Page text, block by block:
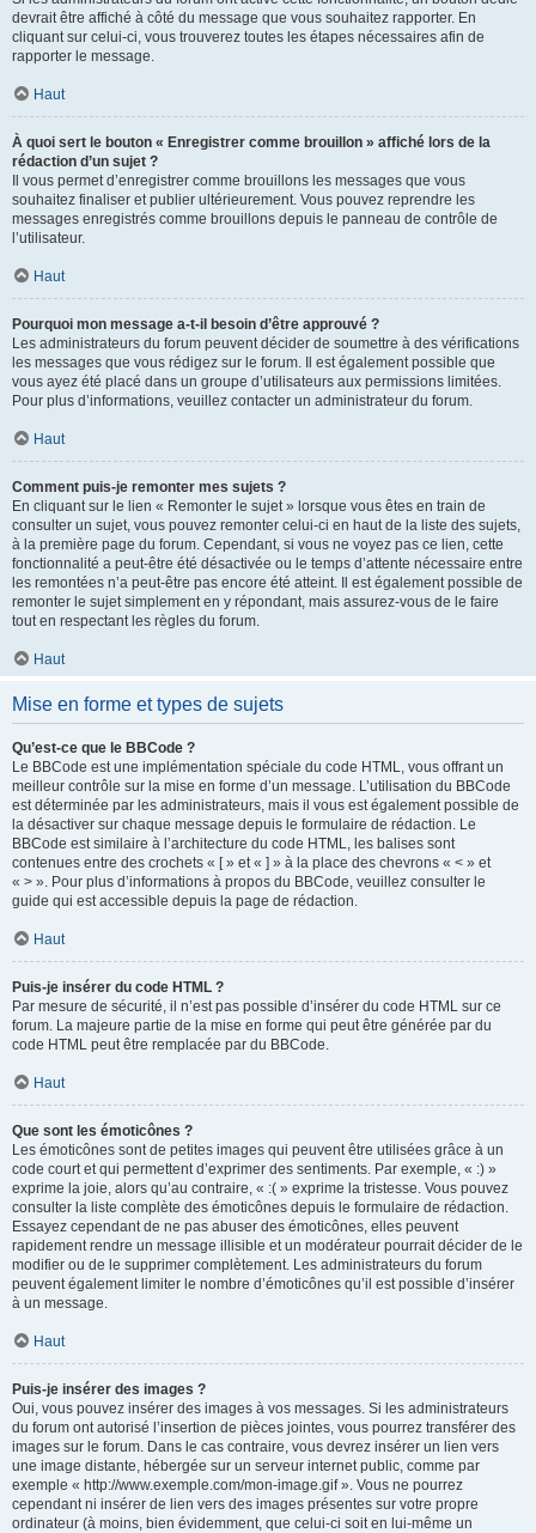
devrait être affiché à côté du message que vous souhaitez rapporter. En
cliquant sur celui-ci, vous trouverez toutes les étapes nécessaires afin de
rapporter le message.
Haut
À quoi sert le bouton « Enregistrer comme brouillon » affiché lors de la
rédaction d’un sujet ?
Il vous permet d’enregistrer comme brouillons les messages que vous
souhaitez finaliser et publier ultérieurement. Vous pouvez reprendre les
messages enregistrés comme brouillons depuis le panneau de contrôle de
l’utilisateur.
Haut
Pourquoi mon message a-t-il besoin d’être approuvé ?
Les administrateurs du forum peuvent décider de soumettre à des vérifications
les messages que vous rédigez sur le forum. Il est également possible que
vous ayez été placé dans un groupe d’utilisateurs aux permissions limitées.
Pour plus d’informations, veuillez contacter un administrateur du forum.
Haut
Comment puis-je remonter mes sujets ?
En cliquant sur le lien « Remonter le sujet » lorsque vous êtes en train de
consulter un sujet, vous pouvez remonter celui-ci en haut de la liste des sujets,
à la première page du forum. Cependant, si vous ne voyez pas ce lien, cette
fonctionnalité a peut-être été désactivée ou le temps d’attente nécessaire entre
les remontées n’a peut-être pas encore été atteint. Il est également possible de
remonter le sujet simplement en y répondant, mais assurez-vous de le faire
tout en respectant les règles du forum.
Haut
Mise en forme et types de sujets
Qu’est-ce que le BBCode ?
Le BBCode est une implémentation spéciale du code HTML, vous offrant un
meilleur contrôle sur la mise en forme d’un message. L’utilisation du BBCode
est déterminée par les administrateurs, mais il vous est également possible de
la désactiver sur chaque message depuis le formulaire de rédaction. Le
BBCode est similaire à l’architecture du code HTML, les balises sont
contenues entre des crochets « [ » et « ] » à la place des chevrons « < » et
« > ». Pour plus d’informations à propos du BBCode, veuillez consulter le
guide qui est accessible depuis la page de rédaction.
Haut
Puis-je insérer du code HTML ?
Par mesure de sécurité, il n’est pas possible d’insérer du code HTML sur ce
forum. La majeure partie de la mise en forme qui peut être générée par du
code HTML peut être remplacée par du BBCode.
Haut
Que sont les émoticônes ?
Les émoticônes sont de petites images qui peuvent être utilisées grâce à un
code court et qui permettent d’exprimer des sentiments. Par exemple, « :) »
exprime la joie, alors qu’au contraire, « :( » exprime la tristesse. Vous pouvez
consulter la liste complète des émoticônes depuis le formulaire de rédaction.
Essayez cependant de ne pas abuser des émoticônes, elles peuvent
rapidement rendre un message illisible et un modérateur pourrait décider de le
modifier ou de le supprimer complètement. Les administrateurs du forum
peuvent également limiter le nombre d’émoticônes qu’il est possible d’insérer
à un message.
Haut
Puis-je insérer des images ?
Oui, vous pouvez insérer des images à vos messages. Si les administrateurs
du forum ont autorisé l’insertion de pièces jointes, vous pourrez transférer des
images sur le forum. Dans le cas contraire, vous devrez insérer un lien vers
une image distante, hébergée sur un serveur internet public, comme par
exemple « http://www.exemple.com/mon-image.gif ». Vous ne pourrez
cependant ni insérer de lien vers des images présentes sur votre propre
ordinateur (à moins, bien évidemment, que celui-ci soit en lui-même un